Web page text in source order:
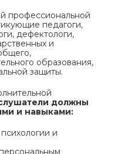
профессиональной
педагоги,
дефектологи,
и
образования,
защиты.
должны
и навыками:
и